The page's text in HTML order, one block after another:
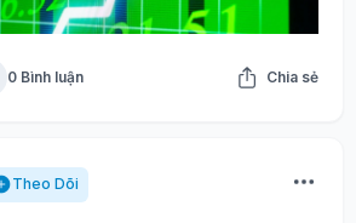
0 Bình luận Chia sẻ
Theo Dõi